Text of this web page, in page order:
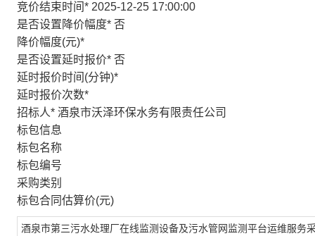
竞价结束时间* 2025-12-25 17:00:00
是否设置降价幅度* 否
降价幅度(元)*
是否设置延时报价* 否
延时报价时间(分钟)*
延时报价次数*
招标人* 酒泉市沃泽环保水务有限责任公司
标包信息
标包名称
标包编号
采购类别
标包合同估算价(元)
酒泉市第三污水处理厂在线监测设备及污水管网监测平台运维服务